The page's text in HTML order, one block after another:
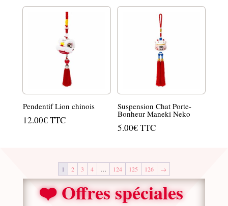
Pendentif Lion chinois
12.00€TTC
Suspension Chat Porte-
Bonheur Maneki Neko
5.00€TTC
1 2 3 4 … 124 125 126 →
❤️ Offres spéciales